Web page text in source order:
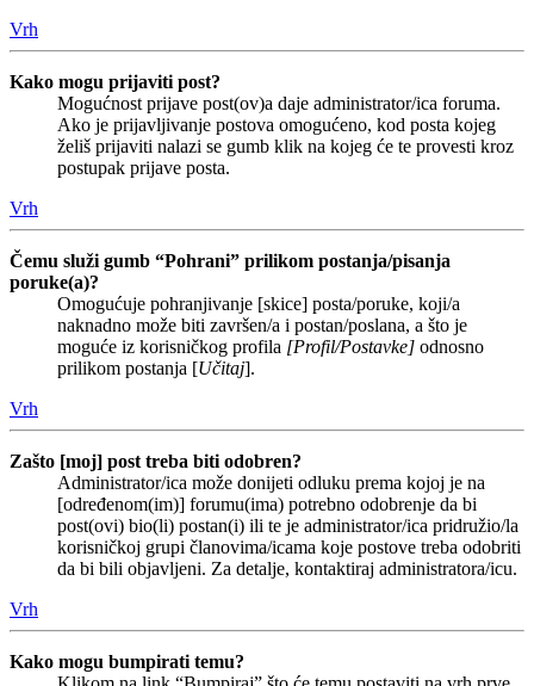
Vrh
Kako mogu prijaviti post?
Mogućnost prijave post(ov)a daje administrator/ica foruma.
Ako je prijavljivanje postova omogućeno, kod posta kojeg
želiš prijaviti nalazi se gumb klik na kojeg će te provesti kroz
postupak prijave posta.
Vrh
Čemu služi gumb “Pohrani” prilikom postanja/pisanja
poruke(a)?
Omogućuje pohranjivanje [skice] posta/poruke, koji/a
naknadno može biti završen/a i postan/poslana, a što je
moguće iz korisničkog profila [Profil/Postavke] odnosno
prilikom postanja [Učitaj].
Vrh
Zašto [moj] post treba biti odobren?
Administrator/ica može donijeti odluku prema kojoj je na
[određenom(im)] forumu(ima) potrebno odobrenje da bi
post(ovi) bio(li) postan(i) ili te je administrator/ica pridružio/la
korisničkoj grupi članovima/icama koje postove treba odobriti
da bi bili objavljeni. Za detalje, kontaktiraj administratora/icu.
Vrh
Kako mogu bumpirati temu?